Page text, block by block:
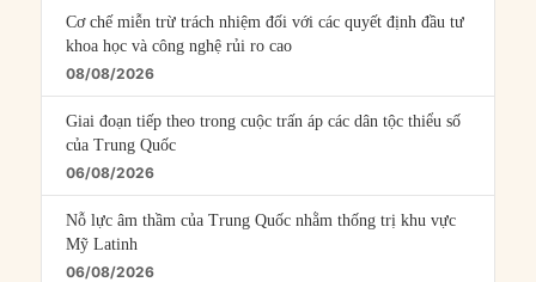
Cơ chế miễn trừ trách nhiệm đối với các quyết định đầu tư
khoa học và công nghệ rủi ro cao
08/08/2026
Giai đoạn tiếp theo trong cuộc trấn áp các dân tộc thiểu số
của Trung Quốc
06/08/2026
Nỗ lực âm thầm của Trung Quốc nhằm thống trị khu vực
Mỹ Latinh
06/08/2026